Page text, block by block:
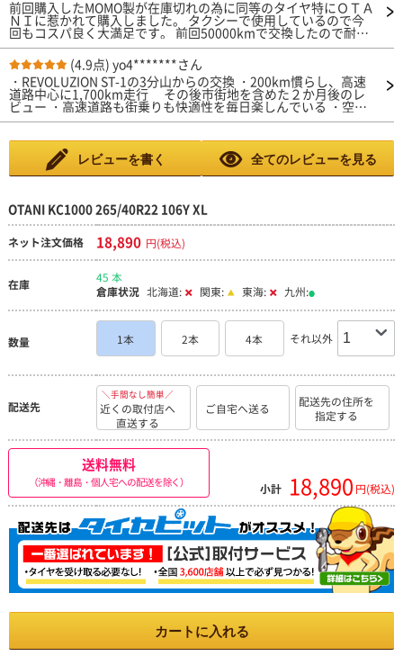
前回購入したMOMO製が在庫切れの為に同等のタイヤ特にＯＴＡ
ＮＩに惹かれて購入しました。 タクシーで使用しているので今
回もコスパ良く大満足です。 前回50000kmで交換したので耐久
性も同等を期待します。
(4.9点) yo4*******さん
・REVOLUZION ST-1の3分山からの交換 ・200km慣らし、高速
道路中心に1,700km走行 その後市街地を含めた２か月後のレ
ビュー ・高速道路も街乗りも快適性を毎日楽しんでいる ・空気
圧は、高速道路向けに前輪2.6bar、 後輪2.9Barに設定 ・ドラ
以上の感触 ・燃費は18km/L超え ・AUTOWAYのカタログのレー
ダーチャートを 選択指針にして本当に良かった
レビューを書く 全てのレビューを見る
OTANI KC1000 265/40R22 106Y XL
ネット注文価格 18,890 円(税込)
在庫
45 本
倉庫状況 北海道: 関東: 東海: 九州:
数量 1本 2本 4本 それ以外
配送先
＼手間なし簡単／
近くの取付店へ
直送する
ご自宅へ送る
配送先の住所を
指定する
送料無料
（沖縄・離島・個人宅への配送を除く） 小計 18,890 円(税込)
カートに入れる